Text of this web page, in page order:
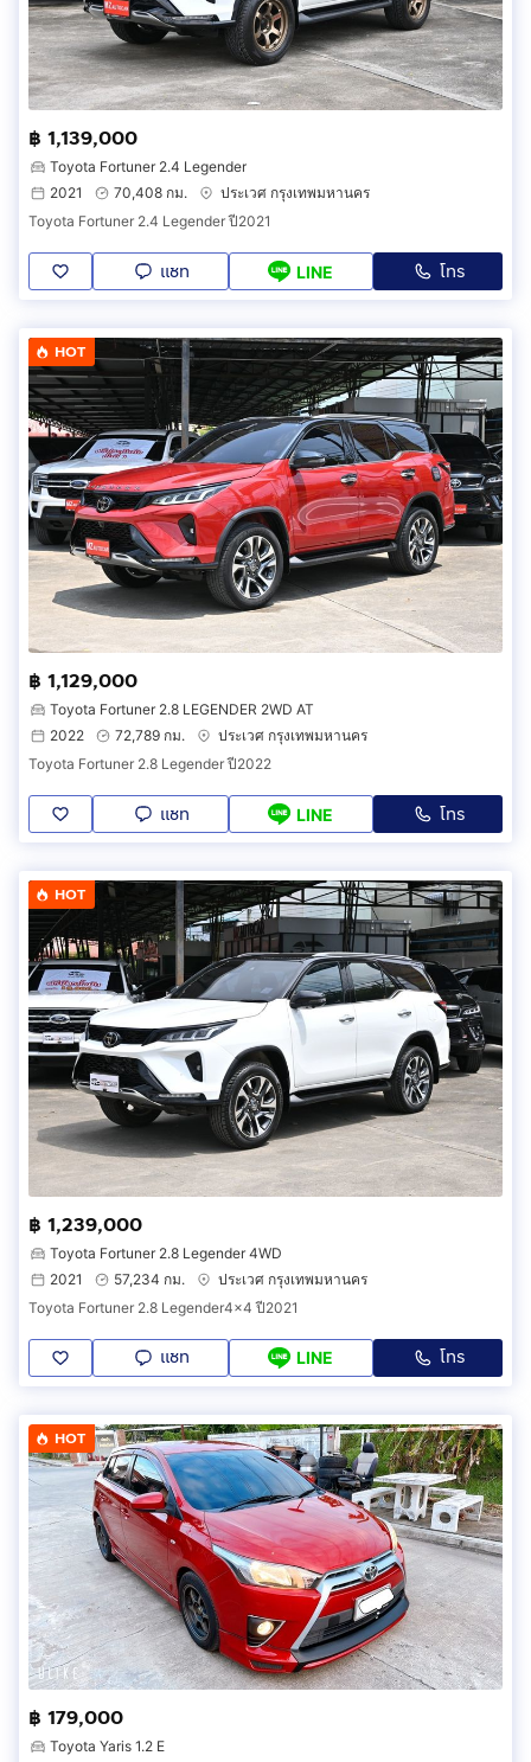
฿ 1,139,000
Toyota Fortuner 2.4 Legender
2021
70,408 กม.
ประเวศ กรุงเทพมหานคร
Toyota Fortuner 2.4 Legender ปี2021
แชท LINE โทร
HOT
฿ 1,129,000
Toyota Fortuner 2.8 LEGENDER 2WD AT
2022
72,789 กม.
ประเวศ กรุงเทพมหานคร
Toyota Fortuner 2.8 Legender ปี2022
แชท LINE โทร
HOT
฿ 1,239,000
Toyota Fortuner 2.8 Legender 4WD
2021
57,234 กม.
ประเวศ กรุงเทพมหานคร
Toyota Fortuner 2.8 Legender4x4 ปี2021
แชท LINE โทร
HOT
฿ 179,000
Toyota Yaris 1.2 E